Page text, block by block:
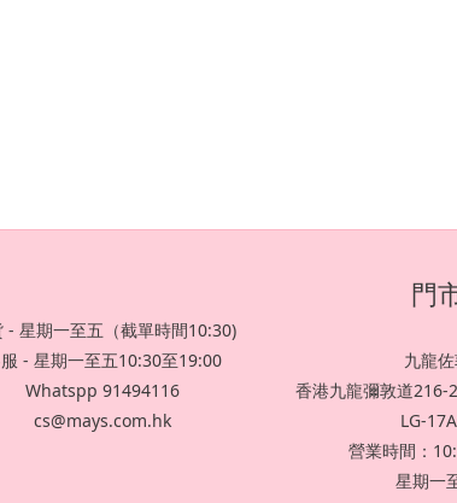
- 星期一至五（截單時間10:30)
- 星期一至五10:30至19:00
Whatspp 91494116
cs@mays.com.hk
門
九龍
香港九龍彌敦道216-
LG-
營業時間：
星期一